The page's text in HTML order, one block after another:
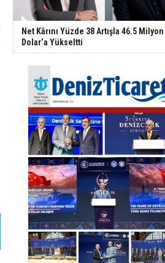
Net Kârını Yüzde 38 Artışla 46.5 Milyon
Dolar’a Yükseltti